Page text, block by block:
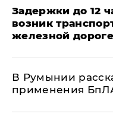
Задержки до 12
возник
железной дороге
В Румынии
применения